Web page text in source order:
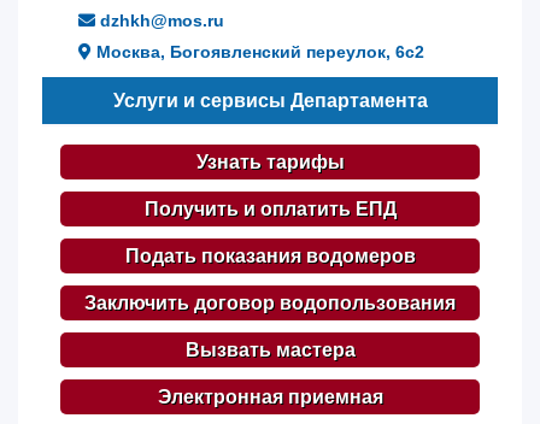
dzhkh@mos.ru
Москва, Богоявленский переулок, 6с2
Услуги и сервисы Департамента
Узнать тарифы
Получить и оплатить ЕПД
Подать показания водомеров
Заключить договор водопользования
Вызвать мастера
Электронная приемная